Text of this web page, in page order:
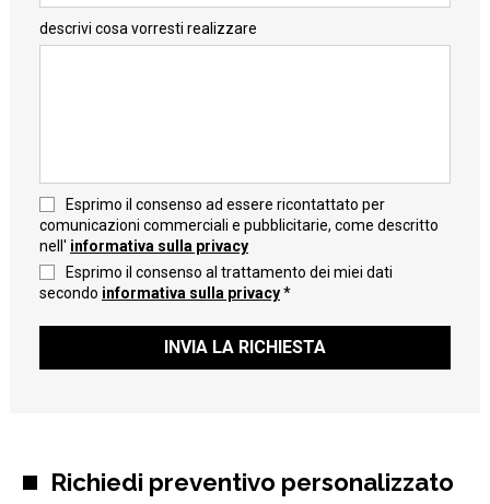
Richiedi preventivo personalizzato
descrivi cosa vorresti realizzare
Esprimo il consenso ad essere ricontattato per
comunicazioni commerciali e pubblicitarie, come descritto
nell' informativa sulla privacy
Esprimo il consenso al trattamento dei miei dati
secondo informativa sulla privacy*
INVIA LA RICHIESTA